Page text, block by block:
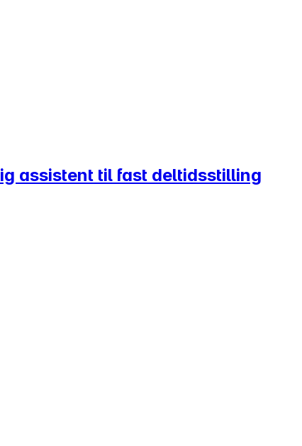
assistent til fast deltidsstilling